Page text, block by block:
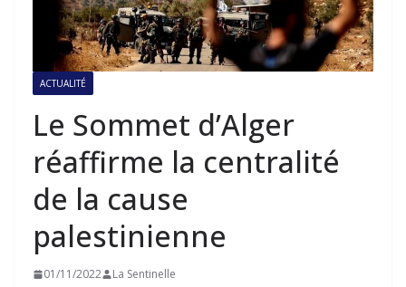
ACTUALITÉ
Le Sommet d’Alger
réaffirme la centralité
de la cause
palestinienne
01/11/2022 La Sentinelle